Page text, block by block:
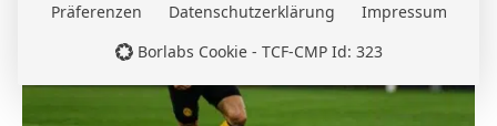
Präferenzen Datenschutzerklärung
Impressum
Borlabs Cookie - TCF-CMP Id: 323